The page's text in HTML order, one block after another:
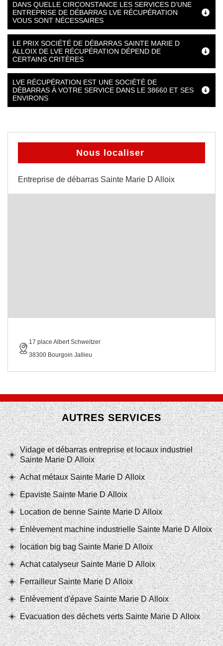
DANS QUELLE CIRCONSTANCE LES SERVICES D’UNE
ENTREPRISE DE DÉBARRAS LVE RÉCUPÉRATION
VOUS SONT NÉCESSAIRES
LE PRIX SOCIÉTÉ DE DÉBARRAS SAINTE MARIE D
ALLOIX DE LVE RÉCUPÉRATION DÉPEND DE
CERTAINS CRITÈRES
LVE RÉCUPÉRATION EST UNE SOCIÉTÉ DE
DÉBARRAS À VOTRE SERVICE DANS LE 38660 ET SES
ENVIRONS
Nous localiser
Entreprise de débarras Sainte Marie D Alloix
17 place Albert Schweitzer
38300 Bourgoin Jallieu
AUTRES SERVICES
Vidage et débarras entreprise et locaux industriel
Sainte Marie D Alloix
Achat métaux Sainte Marie D Alloix
Epaviste Sainte Marie D Alloix
Location de benne Sainte Marie D Alloix
Enlèvement machine industrielle Sainte Marie D Alloix
location big bag Sainte Marie D Alloix
Achat catalyseur Sainte Marie D Alloix
Ferrailleur Sainte Marie D Alloix
Enlèvement d'épave Sainte Marie D Alloix
Evacuation des déchets verts Sainte Marie D Alloix